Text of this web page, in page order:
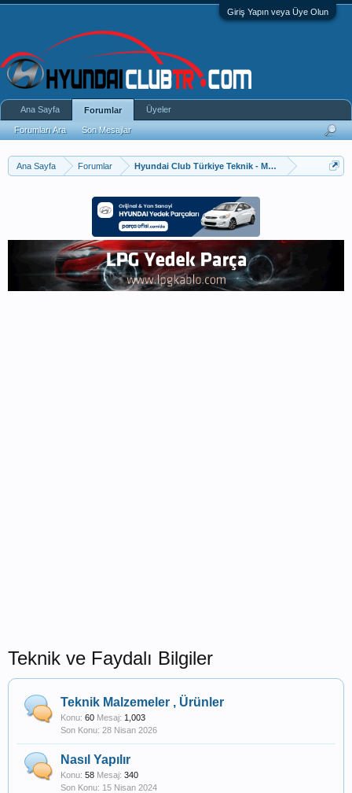
Giriş Yapın veya Üye Olun
Ana Sayfa Forumlar Hyundai Club Türkiye Teknik - Modifiye - Tuning
Teknik ve Faydalı Bilgiler
Teknik Malzemeler , Ürünler
Konu: 60 Mesaj: 1,003
28 Nisan 2026
Nasıl Yapılır
Konu: 58 Mesaj: 340
15 Nisan 2024
Ana Sayfa Forumlar
Forumları Ara Son Mesajlar
Üyeler